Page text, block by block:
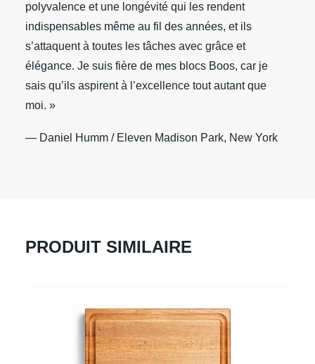
polyvalence et une longévité qui les rendent
indispensables même au fil des années, et ils
s’attaquent à toutes les tâches avec grâce et
élégance. Je suis fière de mes blocs Boos, car je
sais qu’ils aspirent à l’excellence tout autant que
moi. »
— Daniel Humm / Eleven Madison Park, New York
PRODUIT SIMILAIRE